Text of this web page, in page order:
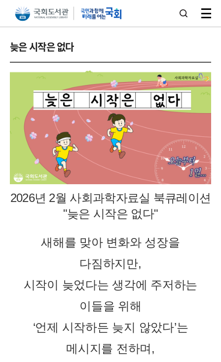
본문 바로가기주메뉴 바로가기
늦은 시작은 없다
2026년 2월 사회과학자료실 북큐레이션
"늦은 시작은 없다"
새해를 맞아 변화와 성장을
다짐하지만,
시작이 늦었다는 생각에 주저하는
이들을 위해
‘언제 시작하든 늦지 않았다’는
메시지를 전하며,